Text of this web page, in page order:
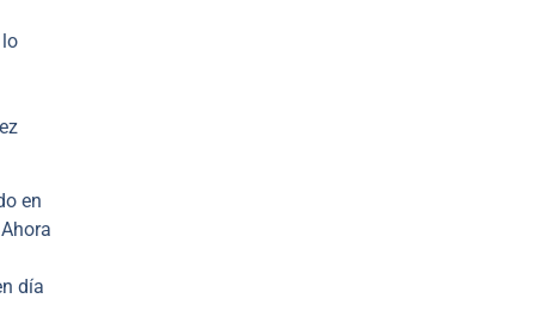
en
día